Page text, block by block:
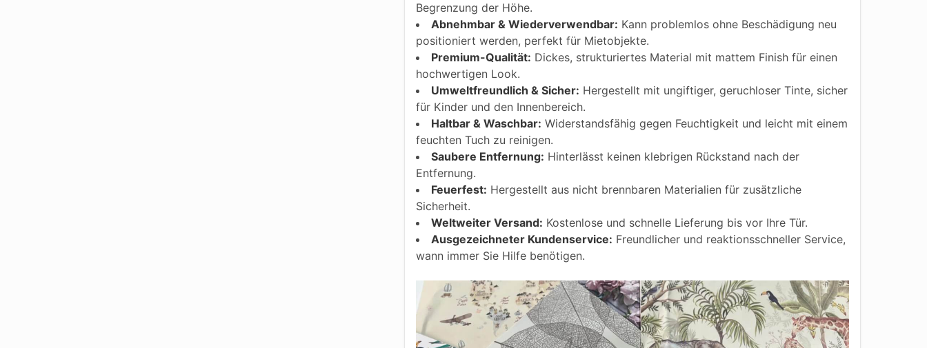
Begrenzung der Höhe.
Abnehmbar & Wiederverwendbar: Kann problemlos ohne Beschädigung neu
positioniert werden, perfekt für Mietobjekte.
Premium-Qualität: Dickes, strukturiertes Material mit mattem Finish für einen
hochwertigen Look.
Umweltfreundlich & Sicher: Hergestellt mit ungiftiger, geruchloser Tinte, sicher
für Kinder und den Innenbereich.
Haltbar & Waschbar: Widerstandsfähig gegen Feuchtigkeit und leicht mit einem
feuchten Tuch zu reinigen.
Saubere Entfernung: Hinterlässt keinen klebrigen Rückstand nach der
Entfernung.
Feuerfest: Hergestellt aus nicht brennbaren Materialien für zusätzliche
Sicherheit.
Weltweiter Versand: Kostenlose und schnelle Lieferung bis vor Ihre Tür.
Ausgezeichneter Kundenservice: Freundlicher und reaktionsschneller Service,
wann immer Sie Hilfe benötigen.